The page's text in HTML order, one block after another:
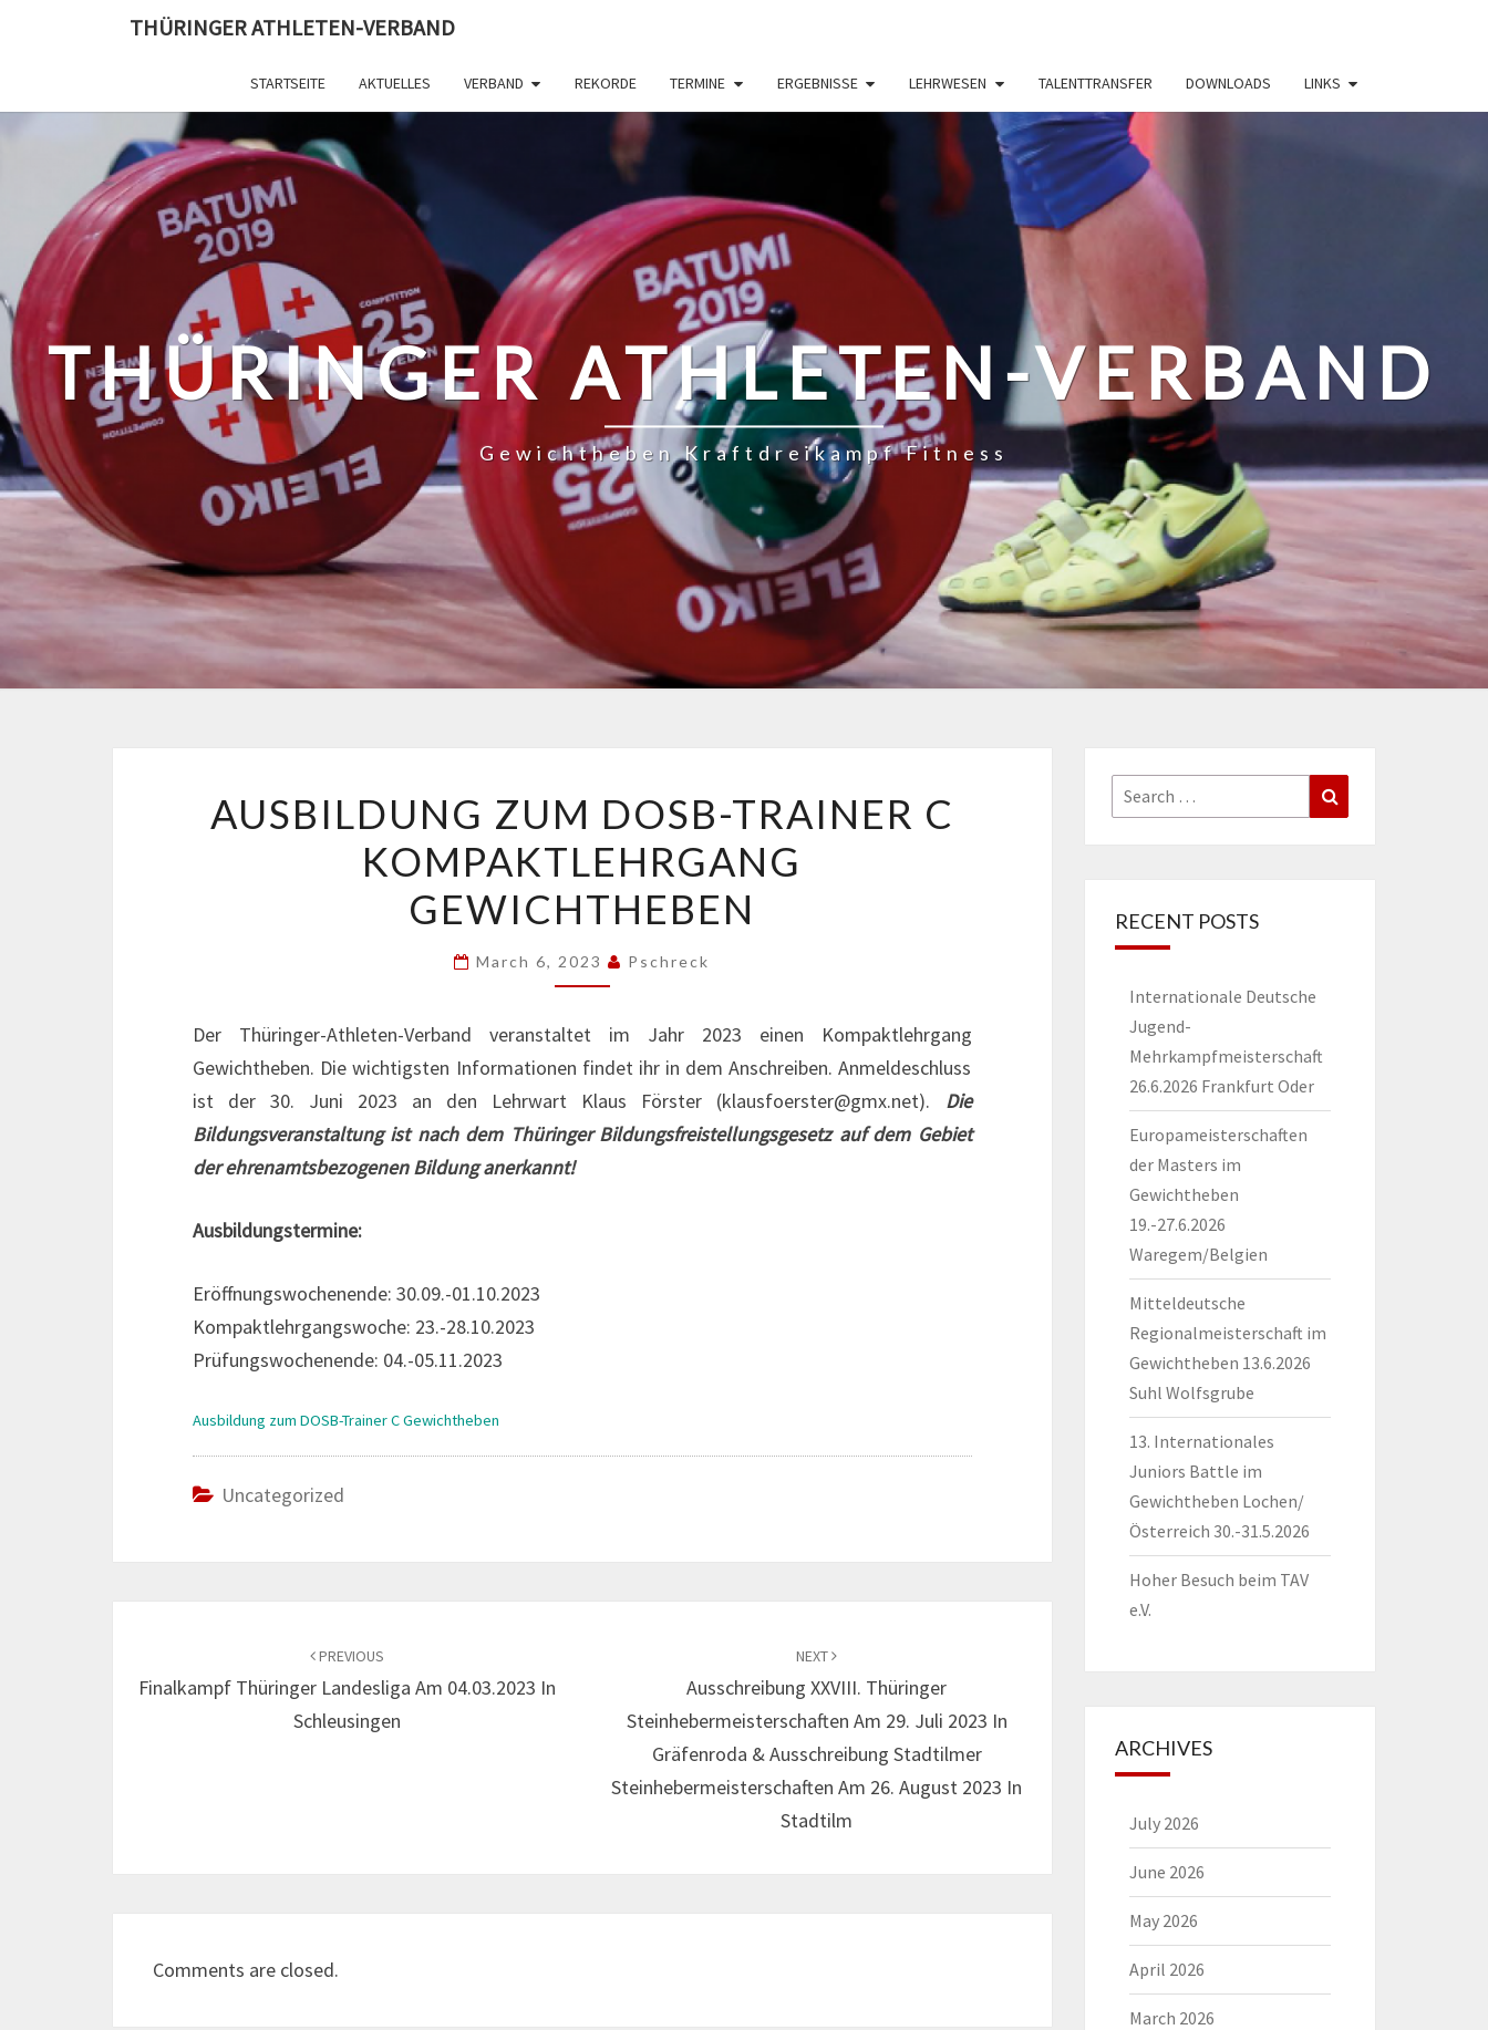
THÜRINGER ATHLETEN-VERBAND
STARTSEITE AKTUELLES VERBAND REKORDE TERMINE ERGEBNISSE LEHRWESEN TALENTTRANSFER DOWNLOADS LINKS
THÜRINGER ATHLETEN-VERBAND
Gewichtheben Kraftdreikampf Fitness
ZUM
DOSB-
TRAINER
KOMPAKTLEHRGANG
GEWICHTHEBEN
AUSBILDUNG ZUM DOSB-TRAINER C
KOMPAKTLEHRGANG
GEWICHTHEBEN
March 6, 2023 Pschreck
Der Thüringer-Athleten-Verband veranstaltet im Jahr 2023 einen Kompaktlehrgang
Gewichtheben. Die wichtigsten Informationen findet ihr in dem Anschreiben. Anmeldeschluss
ist der 30. Juni 2023 an den Lehrwart Klaus Förster (klausfoerster@gmx.net). Die
Bildungsveranstaltung ist nach dem Thüringer Bildungsfreistellungsgesetz auf dem Gebiet
der ehrenamtsbezogenen Bildung anerkannt!
Ausbildungstermine:
Eröffnungswochenende: 30.09.-01.10.2023
Kompaktlehrgangswoche: 23.-28.10.2023
Prüfungswochenende: 04.-05.11.2023
Ausbildung zum DOSB-Trainer C Gewichtheben
Uncategorized
PREVIOUS
Finalkampf Thüringer Landesliga Am 04.03.2023 In
Schleusingen
NEXT
Ausschreibung XXVIII. Thüringer
Steinhebermeisterschaften Am 29. Juli 2023 In
Gräfenroda & Ausschreibung Stadtilmer
Steinhebermeisterschaften Am 26. August 2023 In
Stadtilm
Comments are closed.
Search
for:
RECENT POSTS
Internationale Deutsche
Jugend-
Mehrkampfmeisterschaft
26.6.2026 Frankfurt Oder
Europameisterschaften
der Masters im
Gewichtheben
19.-27.6.2026
Waregem/Belgien
Mitteldeutsche
Regionalmeisterschaft im
Gewichtheben 13.6.2026
Suhl Wolfsgrube
13. Internationales
Juniors Battle im
Gewichtheben Lochen/
Österreich 30.-31.5.2026
Hoher Besuch beim TAV
e.V.
ARCHIVES
July 2026
June 2026
May 2026
April 2026
March 2026